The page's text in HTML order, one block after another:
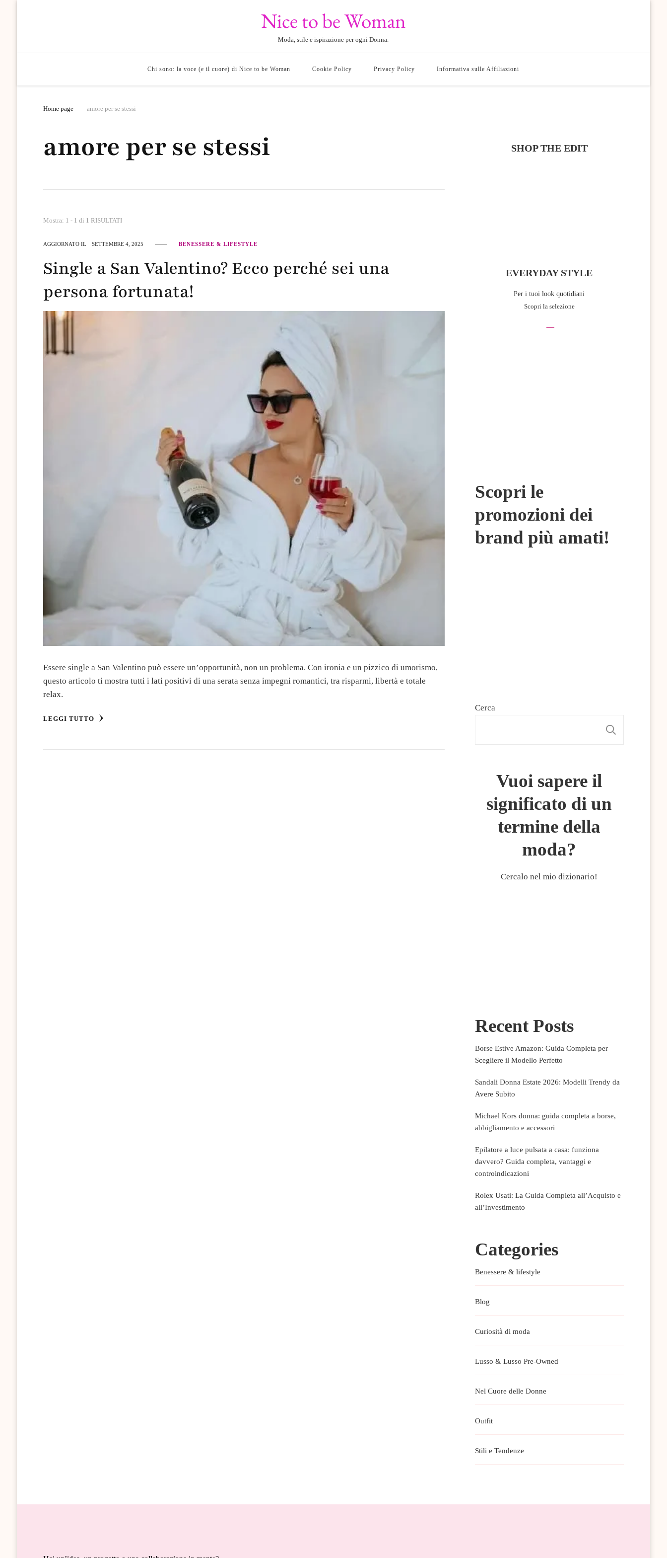
Nice to be Woman
Moda, stile e ispirazione per ogni Donna.
Chi sono: la voce (e il cuore) di Nice to be Woman Cookie Policy Privacy Policy Informativa sulle Affiliazioni
Home page amore per se stessi
amore per se stessi
Mostra: 1 - 1 di 1 RISULTATI
AGGIORNATO IL SETTEMBRE 4, 2025 BENESSERE & LIFESTYLE
Single a San Valentino? Ecco perché sei una
persona fortunata!
Essere single a San Valentino può essere un’opportunità, non un problema. Con ironia e un pizzico di umorismo,
questo articolo ti mostra tutti i lati positivi di una serata senza impegni romantici, tra risparmi, libertà e totale
relax.
LEGGI TUTTO
SHOP THE EDIT
EVERYDAY STYLE
Per i tuoi look quotidiani
Scopri la selezione
Scopri le
promozioni dei
brand più amati!
Cerca
Vuoi sapere il
significato di un
termine della
moda?
Cercalo nel mio dizionario!
Recent Posts
Borse Estive Amazon: Guida Completa per
Scegliere il Modello Perfetto
Sandali Donna Estate 2026: Modelli Trendy da
Avere Subito
Michael Kors donna: guida completa a borse,
abbigliamento e accessori
Epilatore a luce pulsata a casa: funziona
davvero? Guida completa, vantaggi e
controindicazioni
Rolex Usati: La Guida Completa all’Acquisto e
all’Investimento
Categories
Benessere & lifestyle
Blog
Curiosità di moda
Lusso & Lusso Pre-Owned
Nel Cuore delle Donne
Outfit
Stili e Tendenze